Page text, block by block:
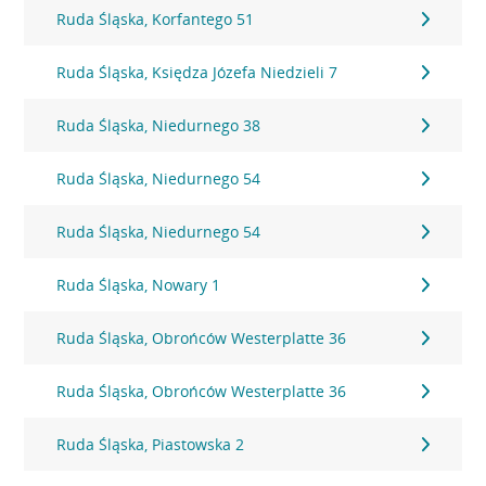
Ruda Śląska, Korfantego 51
Ruda Śląska, Księdza Józefa Niedzieli 7
Ruda Śląska, Niedurnego 38
Ruda Śląska, Niedurnego 54
Ruda Śląska, Niedurnego 54
Ruda Śląska, Nowary 1
Ruda Śląska, Obrońców Westerplatte 36
Ruda Śląska, Obrońców Westerplatte 36
Ruda Śląska, Piastowska 2